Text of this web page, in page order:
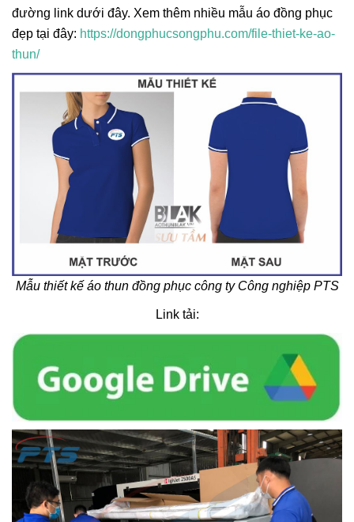
đường link dưới đây. Xem thêm nhiều mẫu áo đồng phục
đẹp tại đây: https://dongphucsongphu.com/file-thiet-ke-ao-
thun/
Mẫu thiết kế áo thun đồng phục công ty Công nghiệp PTS
Link tải: